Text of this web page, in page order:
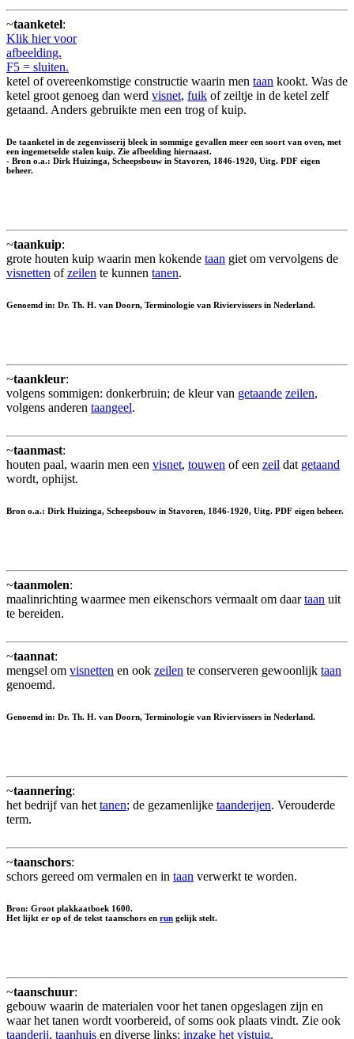
~taanketel:
Klik hier voor
afbeelding.
F5 = sluiten.
ketel of overeenkomstige constructie waarin men taan kookt. Was de
ketel groot genoeg dan werd visnet, fuik of zeiltje in de ketel zelf
getaand. Anders gebruikte men een trog of kuip.
De taanketel in de zegenvisserij bleek in sommige gevallen meer een soort van oven, met
een ingemetselde stalen kuip. Zie afbeelding hiernaast.
- Bron o.a.: Dirk Huizinga, Scheepsbouw in Stavoren, 1846-1920, Uitg. PDF eigen
beheer.
~taankuip:
grote houten kuip waarin men kokende taan giet om vervolgens de
visnetten ofzeilen te kunnen tanen.
Genoemd in: Dr. Th. H. van Doorn, Terminologie van Riviervissers in Nederland.
~taankleur:
volgens sommigen: donkerbruin; de kleur van getaande zeilen,
volgens anderen taangeel.
~taanmast:
houten paal, waarin men een visnet, touwen of een zeil dat getaand
wordt, ophijst.
Bron o.a.: Dirk Huizinga, Scheepsbouw in Stavoren, 1846-1920, Uitg. PDF eigen beheer.
~taanmolen:
maalinrichting waarmee men eikenschors vermaalt om daartaan uit
te bereiden.
~taannat:
mengsel om visnetten en ook zeilen te conserveren gewoonlijk taan
genoemd.
Genoemd in: Dr. Th. H. van Doorn, Terminologie van Riviervissers in Nederland.
~taannering:
het bedrijf van het tanen; de gezamenlijke taanderijen. Verouderde
term.
~taanschors:
schors gereed om vermalen en in taan verwerkt te worden.
Bron: Groot plakkaatboek 1600.
Het lijkt er op of de tekst taanschors en run gelijk stelt.
~taanschuur:
gebouw waarin de materialen voor het tanen opgeslagen zijn en
waar het tanen wordt voorbereid, of soms ook plaats vindt. Zie ook
taanderij, taanhuis en diverse links: inzake het vistuig.